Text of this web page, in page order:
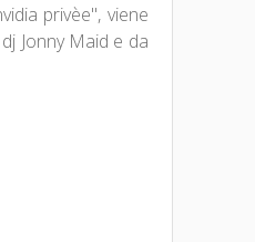
privèe", viene
Jonny Maid e da